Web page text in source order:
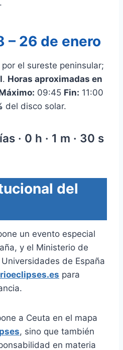
– 26 de enero
el sureste peninsular;
. Horas aproximadas en
09:45 Fin: 11:00
del disco solar.
· 0 h · 1 m · 29 s
del
un evento especial
y el Ministerio de
de España
para
a Ceuta en el mapa
, sino que también
en materia